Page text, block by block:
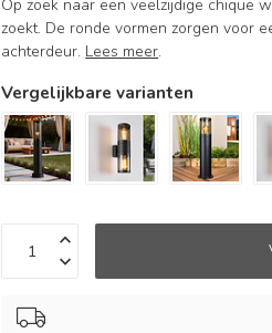
Op zoek naar een veelzijdige chique
zoekt. De ronde vormen zorgen voor
achterdeur. Lees meer.
Vergelijkbare varianten